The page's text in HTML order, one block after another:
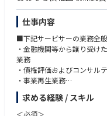
仕事内容
■下記サービサーの業務全
・金融機関等から譲り受け
業務
・債権評価およびコンサル
・事業再生業務
・金融機関等からの債権買取
・債権管理回収のバックオフ
求める経験 / スキル